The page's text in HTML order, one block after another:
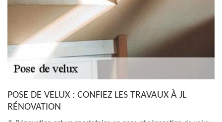
POSE DE VELUX : CONFIEZ LES TRAVAUX À JL
RÉNOVATION